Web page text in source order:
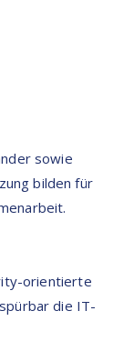
sowie
bilden für
orientierte
die IT-